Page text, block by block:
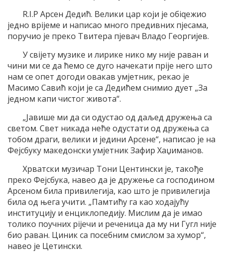
R.I.P Арсен Дедић. Велики цар који је обiqежио
једно врijеме и написао много предивних пjесама,
поручио је преко Твитера пjевач Владо Георгијев.
У свijету музике и лирике нико му није раван и
чини ми се да ћемо се дуго начекати прijе него што
нам се опет догоди овакав умjетник, рекао је
Масимо Савић који је са Дедићем снимио дует „За
једном капи чистог живота“.
„Јавише ми да си одустао од даљед дружења са
светом. Свет никада неће одустати од дружења са
тобом драги, велики и једини Арсене“, написао је на
Фејсбуку македонски умjетник Зафир Хаџиманов.
Хрватски музичар Тони Центински је, такође
преко Фејсбука, навео да је дружење са господином
Арсеном била привилегија, као што је привилегија
била од њега учити. „Памтићу га као ходајућу
институцију и енциклопедију. Мислим да је имао
толико поучних рijечи и реченица да му ни Гугл није
био раван. Циник са посебним смислом за хумор“,
навео је Цетински.